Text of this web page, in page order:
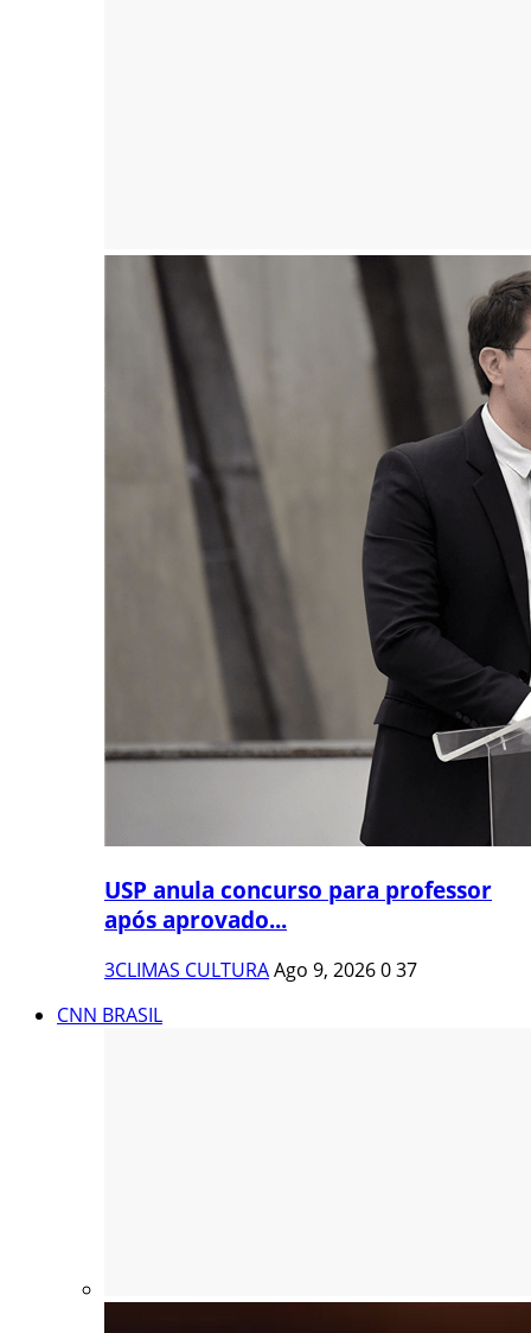
USP anula concurso para professor
após aprovado...
3CLIMAS CULTURAAgo 9, 2026037
CNN BRASIL